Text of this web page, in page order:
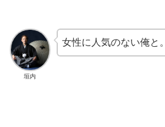
垣内
女性に人気のない俺と。